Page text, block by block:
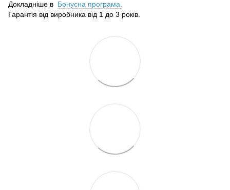
Докладніше в Бонусна програма.
Гарантія від виробника від 1 до 3 років.